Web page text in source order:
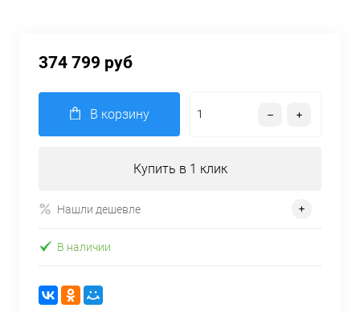
374 799 руб
В корзину
Купить в 1 клик
Нашли дешевле
В наличии